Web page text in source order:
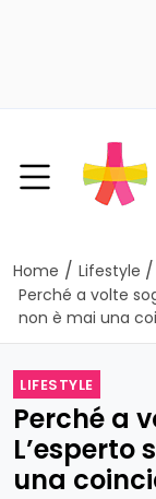
Home / Lifestyle /
Perché a volte
non è mai una
LIFESTYLE
Perché a
L’esperto
una